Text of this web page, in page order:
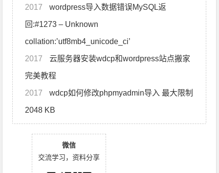
2017 wordpress导入数据错误MySQL返
回:#1273 – Unknown
collation:’utf8mb4_unicode_ci’
2017
完美教程
2017 wdcp如何修改phpmyadmin导入 最大限制
2048 KB
微信
交流学习，资料分享